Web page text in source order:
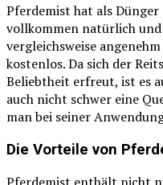
Pferdemist hat als
vollkommen natürlich
vergleichsweise
kostenlos. Da sich der
Beliebtheit erfreut, ist es
auch nicht schwer eine
man bei seiner
Die Vorteile von